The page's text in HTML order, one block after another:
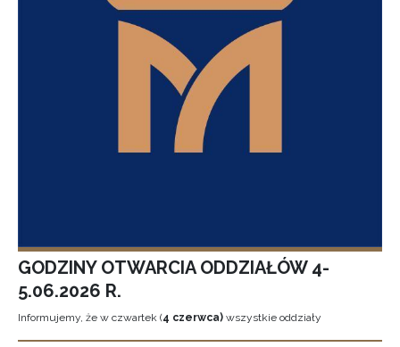
GODZINY OTWARCIA ODDZIAŁÓW 4-
5.06.2026 R.
Informujemy, że w czwartek (4 czerwca) wszystkie oddziały